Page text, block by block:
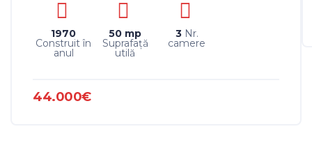
1970
Construit în
anul
50 mp
Suprafaţă
utilă
3 Nr.
camere
44.000€